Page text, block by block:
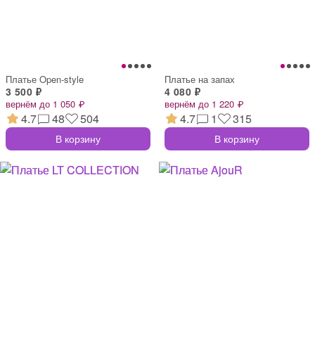
Платье Open-style
3 500 ₽
вернём до 1 050 ₽
4.7 48 504
В корзину
Платье на запах
4 080 ₽
вернём до 1 220 ₽
4.7 1 315
В корзину